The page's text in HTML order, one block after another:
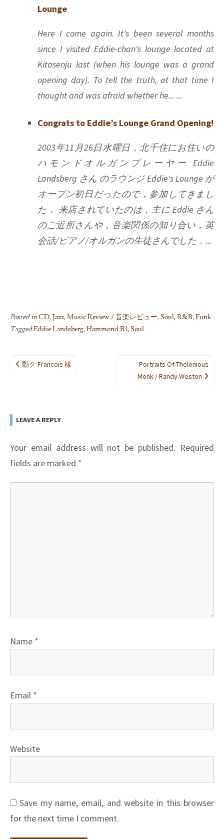
Lounge
Here I come again. It's been several months
since I visited Eddie-chan's lounge located at
Kitasenju last (when his lounge was a grand
opening day). To tell the truth, at that time I
thought and was afraid whether he... ...
Congrats to Eddie’s Lounge Grand Opening!
2003年11月26日水曜日，北千住にお住いの
ハモンドオルガンプレーヤー Eddie
Landsberg さん のラウンジ Eddie's Lounge が
オープン初日だったので，参加してきまし
た． 来店されていたのは，主に Eddie さん
のご近所さんや，音楽関係の知り合い，英
会話/ピアノ/オルガンの生徒さんでした．...
Posted inCD,Jazz,Music Review / 音楽レビュー,Soul, R&B, Funk
TaggedEddie Landsberg,Hammond B3,Soul
Post
動ク Francois 樣
Portraits Of Thelonious
Monk / Randy Weston
LEAVE A REPLY
Your email address will not be published. Required
fields are marked *
Name *
Email *
Website
Save my name, email, and website in this browser
for the next time I comment.